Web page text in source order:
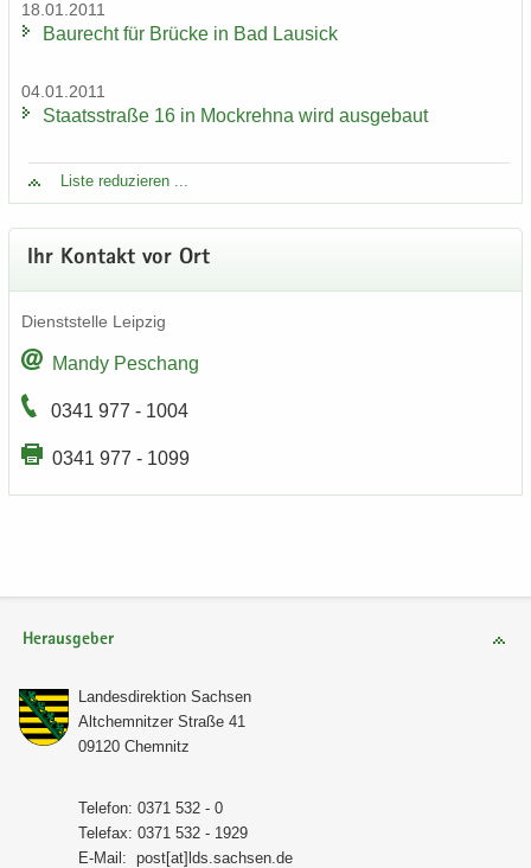
18.01.2011
Bau­recht für Brü­cke in Bad Lau­sick
04.01.2011
Staats­stra­ße 16 in Mock­reh­na wird aus­ge­baut
Liste re­du­zie­ren ...
Ihr Kon­takt vor Ort
Dienst­stel­le Leip­zig
Mandy Peschang
0341 977 - 1004
0341 977 - 1099
Herausgeber
Lan­des­di­rek­ti­on Sach­sen
Alt­chem­nit­zer Stra­ße 41
09120 Chem­nitz
Te­le­fon: 0371 532 - 0
Te­le­fax: 0371 532 - 1929
E-​Mail: post[at]lds.sach­sen.de